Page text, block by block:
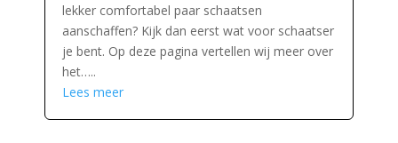
lekker comfortabel paar schaatsen
aanschaffen? Kijk dan eerst wat voor schaatser
je bent. Op deze pagina vertellen wij meer over
het…..
Lees meer